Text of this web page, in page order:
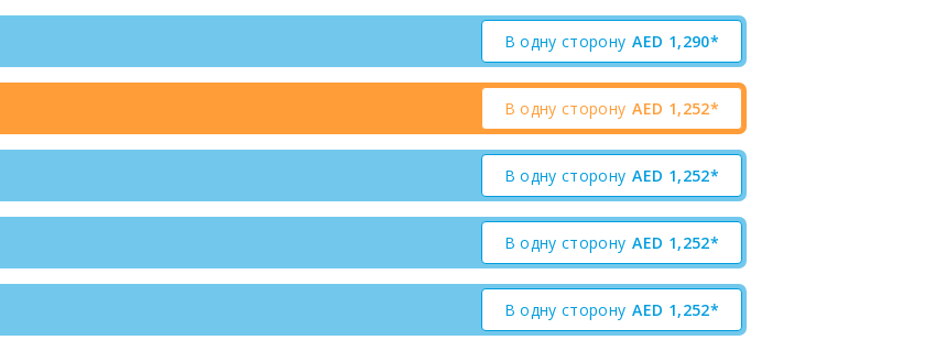
В одну сторону AED 1,290*
В одну сторону AED 1,252*
В одну сторону AED 1,252*
В одну сторону AED 1,252*
В одну сторону AED 1,252*